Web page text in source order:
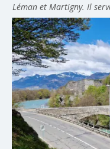
Léman et Martigny. Il